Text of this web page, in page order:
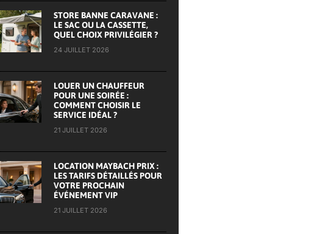
STORE BANNE CARAVANE :
LE SAC OU LA CASSETTE,
QUEL CHOIX PRIVILÉGIER ?
24 JUILLET 2026
LOUER UN CHAUFFEUR
POUR UNE SOIRÉE :
COMMENT CHOISIR LE
SERVICE IDÉAL ?
21 JUILLET 2026
LOCATION MAYBACH PRIX :
LES TARIFS DÉTAILLÉS POUR
VOTRE PROCHAIN
ÉVÉNEMENT VIP
21 JUILLET 2026